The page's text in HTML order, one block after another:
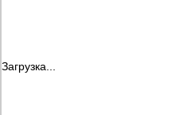
Загрузка...